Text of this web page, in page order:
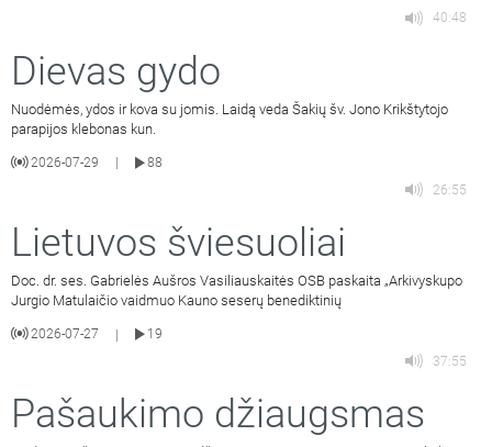
40:48
Dievas gydo
Nuodėmės, ydos ir kova su jomis. Laidą veda Šakių šv. Jono Krikštytojo
parapijos klebonas kun.
2026-07-29
88
26:55
Lietuvos šviesuoliai
Doc. dr. ses. Gabrielės Aušros Vasiliauskaitės OSB paskaita „Arkivyskupo
Jurgio Matulaičio vaidmuo Kauno seserų benediktinių
2026-07-27 |
19
37:55
Pašaukimo džiaugsmas